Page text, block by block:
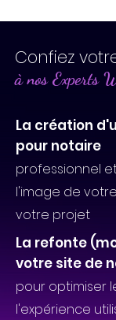
Confiez
à nos Experts
La création
pour notaire
professionnel
l'image de
votre projet
La refonte
votre site de
pour optimiser
l'expérience